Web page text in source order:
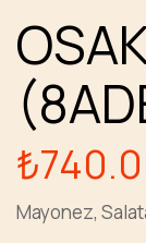
₺
Mayonez,